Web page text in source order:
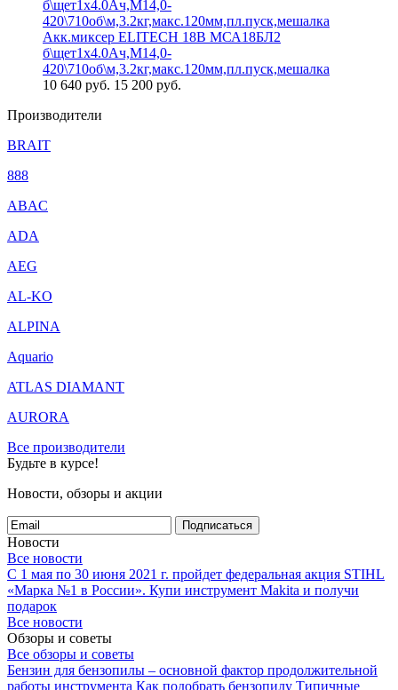
Акк.миксер ELITECH 18В МСА18БЛ2
б\щет1х4.0Ач,М14,0-
420\710об\м,3.2кг,макс.120мм,пл.пуск,мешалка
10 640 руб. 15 200 руб.
Производители
BRAIT
888
ABAC
ADA
AEG
AL-KO
ALPINA
Aquario
ATLAS DIAMANT
AURORA
Все производители
Будьте в курсе!
Новости, обзоры и акции
Подписаться
Новости
Все новости
С 1 мая по 30 июня 2021 г. пройдет федеральная акция STIHL
«Марка №1 в России». Купи инструмент Makita и получи
подарок
Все новости
Обзоры и советы
Все обзоры и советы
Бензин для бензопилы – основной фактор продолжительной
работы инструмента Как подобрать бензопилу Типичные